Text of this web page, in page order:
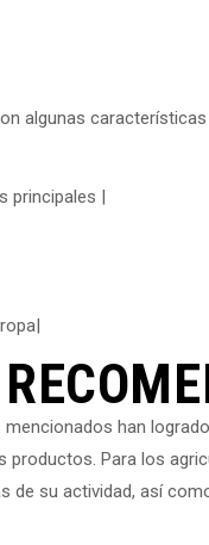
algunas
principales |
han
productos. Para los
su actividad, así